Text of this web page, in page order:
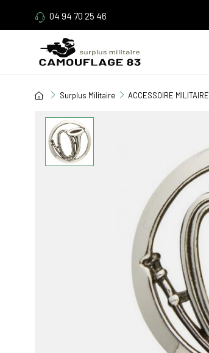
04 94 70 25 46
Surplus Militaire ACCESSOIRE MILITAIRE